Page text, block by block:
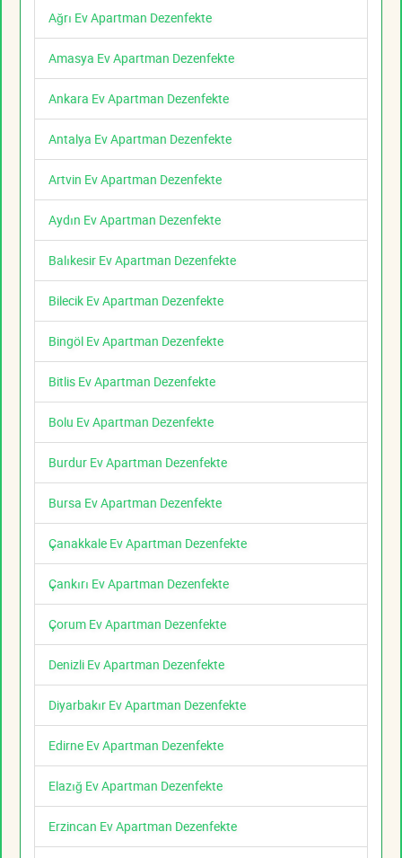
Ağrı Ev Apartman Dezenfekte
Amasya Ev Apartman Dezenfekte
Ankara Ev Apartman Dezenfekte
Antalya Ev Apartman Dezenfekte
Artvin Ev Apartman Dezenfekte
Aydın Ev Apartman Dezenfekte
Balıkesir Ev Apartman Dezenfekte
Bilecik Ev Apartman Dezenfekte
Bingöl Ev Apartman Dezenfekte
Bitlis Ev Apartman Dezenfekte
Bolu Ev Apartman Dezenfekte
Burdur Ev Apartman Dezenfekte
Bursa Ev Apartman Dezenfekte
Çanakkale Ev Apartman Dezenfekte
Çankırı Ev Apartman Dezenfekte
Çorum Ev Apartman Dezenfekte
Denizli Ev Apartman Dezenfekte
Diyarbakır Ev Apartman Dezenfekte
Edirne Ev Apartman Dezenfekte
Elazığ Ev Apartman Dezenfekte
Erzincan Ev Apartman Dezenfekte